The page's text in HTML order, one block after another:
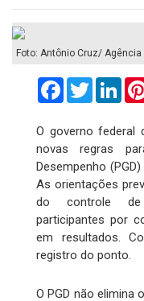
Foto: Antônio Cruz/ Agência
FacebookTwitter
O governo federal
novas regras
Desempenho
As orientações
do controle de
participantes por
em resultados.
registro do ponto.
O PGD não elimina